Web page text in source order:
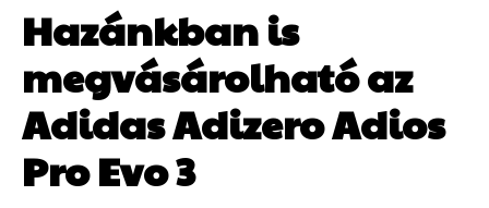
Hazánkban is
megvásárolható az
Adidas Adizero Adios
Pro Evo 3